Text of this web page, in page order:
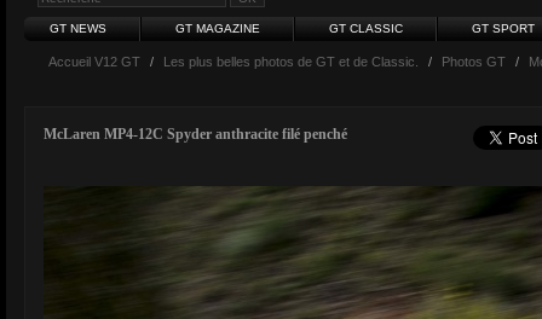
GT NEWS GT MAGAZINE GT CLASSIC GT SPORT
Accueil V12 GT / Les plus belles photos de GT et de Classic. / Photos GT /
McLaren MP4-12C Spyder anthracite filé penché